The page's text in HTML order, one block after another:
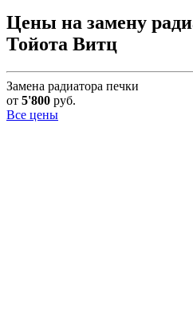
Цены на замену
Тойота Витц
Замена радиатора печки
от 5'800 руб.
Все цены